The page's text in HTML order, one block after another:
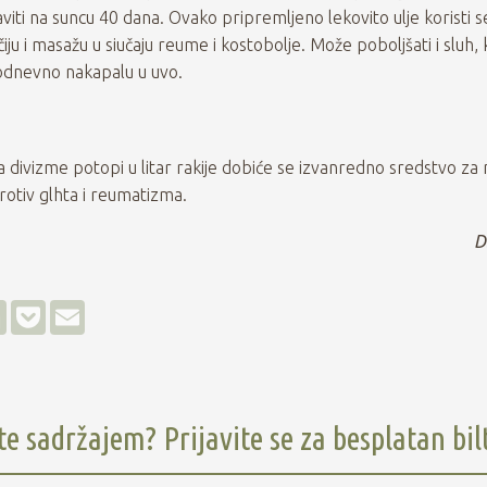
na suncu 40 dana. Ovako pripremljeno lekovito ulje koristi
i masažu u siučaju reume i kostobolje. Može poboljšati i sluh,
nakapalu u uvo.
divizme potopi u litar rakije dobiće se izvanredno sredstvo za
glhta i reumatizma.
L
n
P
o
sadržajem? Prijavite se za besplatan